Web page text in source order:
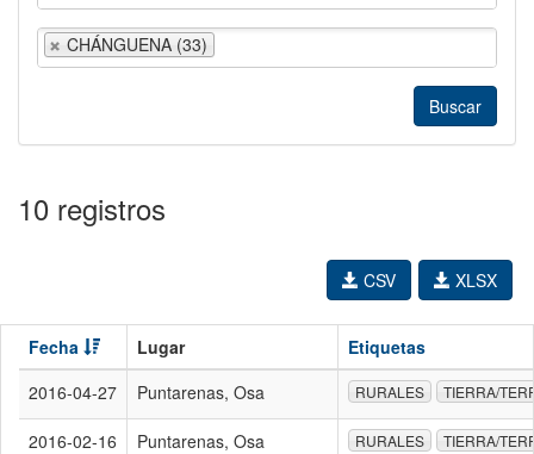
CHÁNGUENA (33)
10 registros
XLSX
CSV
Fecha Lugar
Etiquetas
2016-04-27
Puntarenas, Osa RURALES TIERRA/
2016-02-16 Puntarenas, Osa RURALES TIERRA/